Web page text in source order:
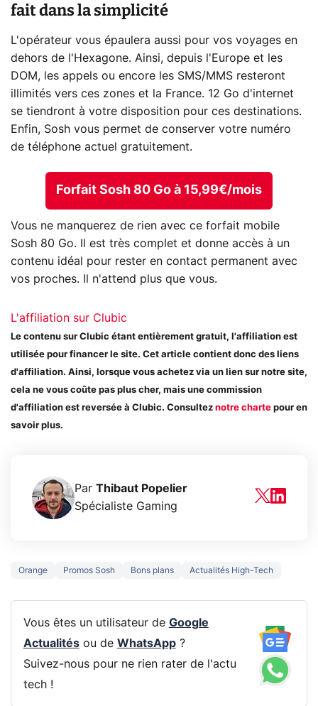
fait dans la simplicité
L'opérateur vous épaulera aussi pour vos voyages en
dehors de l'Hexagone. Ainsi, depuis l'Europe et les
DOM, les appels ou encore les SMS/MMS resteront
illimités vers ces zones et la France. 12 Go d'internet
se tiendront à votre disposition pour ces destinations.
Enfin, Sosh vous permet de conserver votre numéro
de téléphone actuel gratuitement.
Forfait Sosh 80 Go à 15,99€/mois
Vous ne manquerez de rien avec ce forfait mobile
Sosh 80 Go. Il est très complet et donne accès à un
contenu idéal pour rester en contact permanent avec
vos proches. Il n'attend plus que vous.
L'affiliation sur Clubic
Le contenu sur Clubic étant entièrement gratuit, l'affiliation est
utilisée pour financer le site. Cet article contient donc des liens
d'affiliation. Ainsi, lorsque vous achetez via un lien sur notre site,
cela ne vous coûte pas plus cher, mais une commission
d'affiliation est reversée à Clubic. Consultez notre charte pour en
savoir plus.
Par Thibaut Popelier
Spécialiste Gaming
Orange Promos Sosh Bons plans Actualités High-Tech
Vous êtes un utilisateur de Google
Actualitésou de WhatsApp?
Suivez-nous pour ne rien rater de l'actu
tech !